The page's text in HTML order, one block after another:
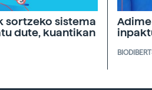
sortzeko sistema
dute, kuantikan